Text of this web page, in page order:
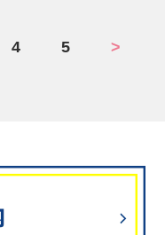
4 5 >